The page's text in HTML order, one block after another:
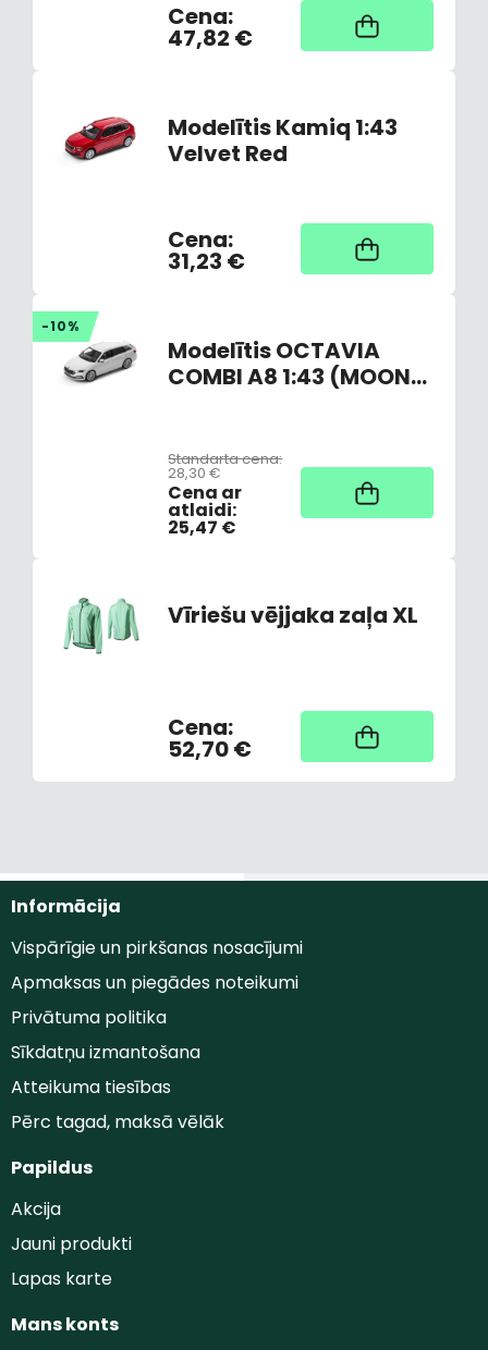
Cena:
47,82 €
Nav noliktavā,
piegāde 3-7 dienas
Modelītis Kamiq 1:43
Velvet Red
Cena:
31,23 €
Noliktavā
-10%
Modelītis OCTAVIA
COMBI A8 1:43 (MOON
Standarta cena:
28,30 €
Cena ar
atlaidi:
25,47 €
Noliktavā
Vīriešu vējjaka zaļa XL
Cena:
52,70 €
Nav noliktavā,
piegāde 3-7 dienas
Informācija
Vispārīgie un pirkšanas nosacījumi
Apmaksas un piegādes noteikumi
Privātuma politika
Sīkdatņu izmantošana
Atteikuma tiesības
Pērc tagad, maksā vēlāk
Papildus
Akcija
Jauni produkti
Lapas karte
Mans konts